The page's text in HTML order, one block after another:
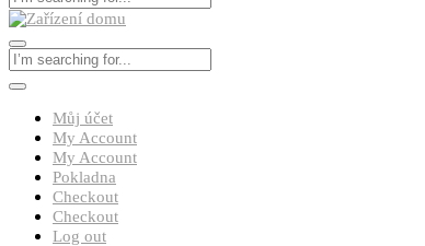
Můj účet
My Account
My Account
Pokladna
Checkout
Checkout
Log out